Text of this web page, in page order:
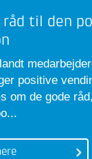
råd til den
positive
om de gode